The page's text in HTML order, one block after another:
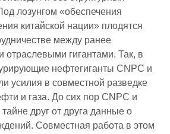
лозунгом «обеспечения
китайской нации» плодятся
между ранее
отраслевыми гигантами. Так, в
нефтегиганты CNPC и
усилия в совместной разведке
и газа. До сих пор CNPC и
друг от друга данные о
Совместная работа в этом